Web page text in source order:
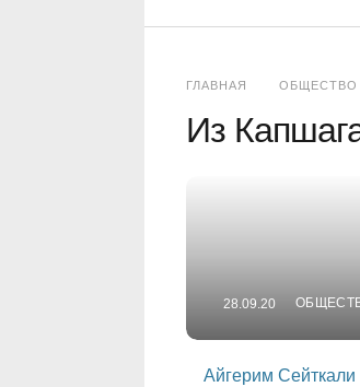
ГЛАВНАЯ ОБЩЕСТВО
Из
28.09.20
Айгерим Сейткали